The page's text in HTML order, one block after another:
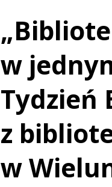
w
Tydzień
z
w